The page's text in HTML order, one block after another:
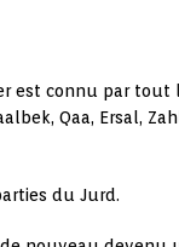
est connu par tout
Qaa, Ersal,
du Jurd.